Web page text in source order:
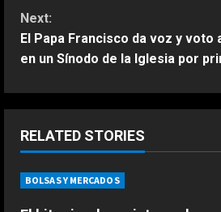
n
t
i
u
e
Next:
El Papa Francisco da voz y voto
en un Sínodo de la Iglesia por
RELATED STORIES
BOLSAS Y MERCADOS
2
ESPAÑA
“Djokovic dice
haciendo